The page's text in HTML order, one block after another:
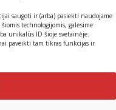
saugoti ir (arba) pasiekti naudojame
technologijomis, galėsime
unikalūs ID šioje svetainėje.
paveikti tam tikras funkcijas ir